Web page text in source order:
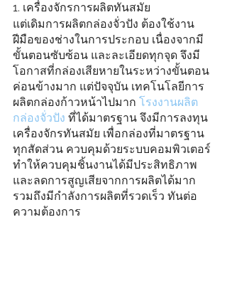
1. เครื่องจักรการผลิตทันสมัย
แต่เดิมการผลิตกล่องจั่วปัง ต้องใช้งาน
ฝีมือของช่างในการประกอบ เนื่องจากมี
ขั้นตอนซับซ้อน และละเอียดทุกจุด จึงมี
โอกาสที่กล่องเสียหายในระหว่างขั้นตอน
ค่อนข้างมาก แต่ปัจจุบัน เทคโนโลยีการ
ผลิตกล่องก้าวหน้าไปมาก โรงงานผลิต
กล่องจั่วปัง ที่ได้มาตรฐาน จึงมีการลงทุน
เครื่องจักรทันสมัย เพื่อกล่องที่มาตรฐาน
ทุกสัดส่วน ควบคุมด้วยระบบคอมพิวเตอร์
ทำให้ควบคุมชิ้นงานได้มีประสิทธิภาพ
และลดการสูญเสียจากการผลิตได้มาก
รวมถึงมีกำลังการผลิตที่รวดเร็ว ทันต่อ
ความต้องการ